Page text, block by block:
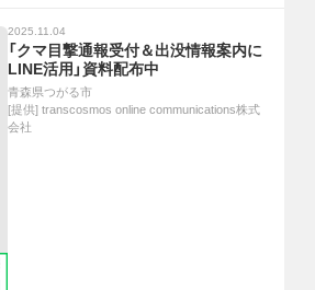
2025.11.04
「クマ目撃通報受付＆出没情報案内に
LINE活用」資料配布中
青森県つがる市
[提供] transcosmos online communications株式
会社